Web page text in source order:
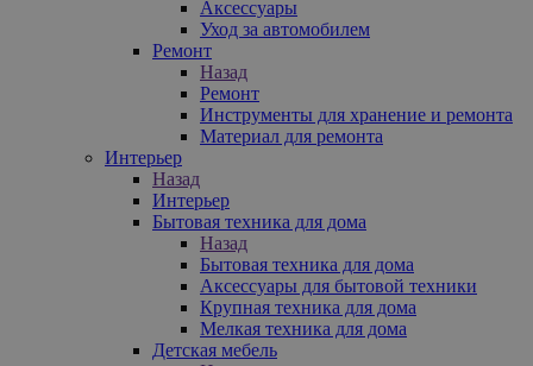
Аксессуары
Уход за автомобилем
Ремонт
Назад
Ремонт
Инструменты для хранение и ремонта
Материал для ремонта
Интерьер
Назад
Интерьер
Бытовая техника для дома
Назад
Бытовая техника для дома
Аксессуары для бытовой техники
Крупная техника для дома
Мелкая техника для дома
Детская мебель